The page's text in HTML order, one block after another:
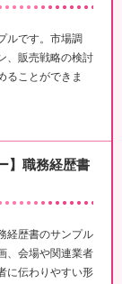
ルです。市場調
、販売戦略の検討
ることができま
】職務経歴書
経歴書のサンプル
、会場や関連業者
に伝わりやすい形